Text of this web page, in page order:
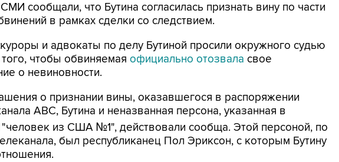
сообщали, что Бутина согласилась признать вину по части
в рамках сделки со следствием.
и адвокаты по делу Бутиной просили окружного судью
чтобы обвиняемая официально отозвала свое
о невиновности.
о признании вины, оказавшегося в распоряжении
ABC, Бутина и неназванная персона, указанная в
"человек из США №1", действовали сообща. Этой персоной, по
был республиканец Пол Эриксон, с которым Бутину